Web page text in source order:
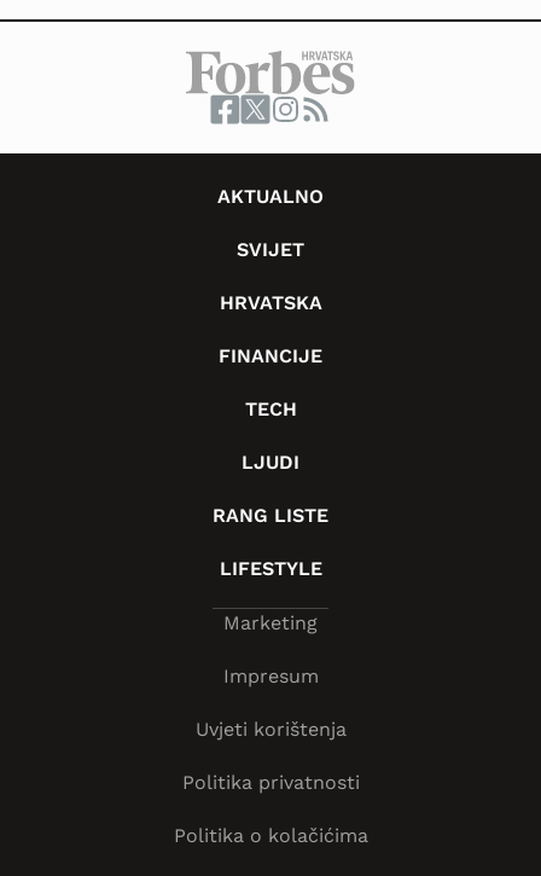
AKTUALNO
SVIJET
HRVATSKA
FINANCIJE
TECH
LJUDI
RANG LISTE
LIFESTYLE
Marketing
Impresum
Uvjeti korištenja
Politika privatnosti
Politika o kolačićima